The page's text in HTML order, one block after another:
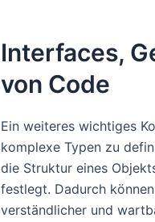
Interfaces,
von Code
Ein weiteres wichtiges
komplexe Typen zu
die Struktur eines
festlegt. Dadurch
verständlicher und